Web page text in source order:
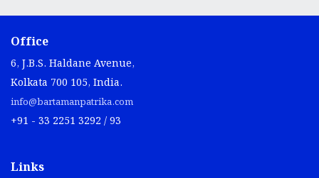
Office
6, J.B.S. Haldane Avenue,
Kolkata 700 105, India.
info@bartamanpatrika.com
+91 - 33 2251 3292 / 93
Links